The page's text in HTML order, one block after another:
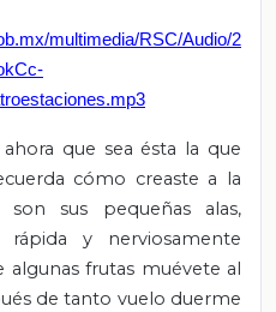
multimedia/RSC/Audio/2
que sea ésta la que
cómo creaste a la
sus pequeñas alas,
y nerviosamente
frutas muévete al
de tanto vuelo duerme